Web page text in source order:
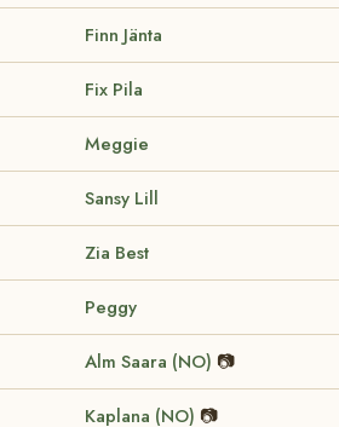
Finn Jänta
Fix Pila
Meggie
Sansy Lill
Zia Best
Peggy
Alm Saara (NO) 📷
Kaplana (NO) 📷